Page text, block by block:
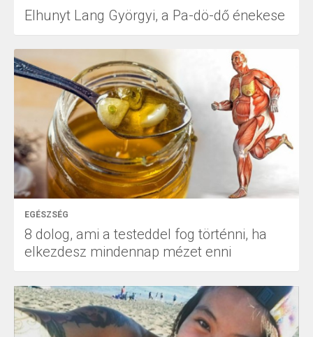
Elhunyt Lang Györgyi, a Pa-dö-dő énekese
EGÉSZSÉG
8 dolog, ami a testeddel fog történni, ha
elkezdesz mindennap mézet enni